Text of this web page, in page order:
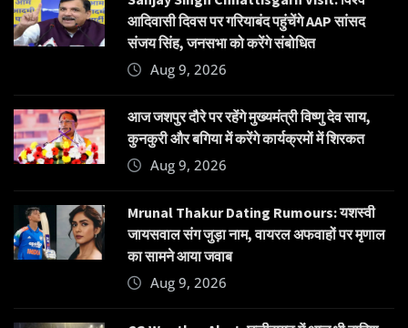
आदिवासी दिवस पर गरियाबंद पहुंचेंगे AAP सांसद
संजय सिंह, जनसभा को करेंगे संबोधित
Aug 9, 2026
आज जशपुर दौरे पर रहेंगे मुख्यमंत्री विष्णु देव साय,
कुनकुरी और बगिया में करेंगे कार्यक्रमों में शिरकत
Aug 9, 2026
Mrunal Thakur Dating Rumours: यशस्वी
जायसवाल संग जुड़ा नाम, वायरल अफवाहों पर मृणाल
का सामने आया जवाब
Aug 9, 2026